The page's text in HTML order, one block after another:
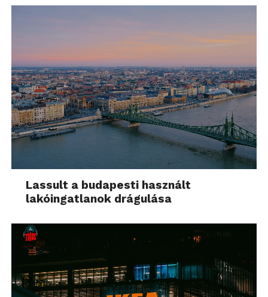
Lassult a budapesti használt
lakóingatlanok drágulása